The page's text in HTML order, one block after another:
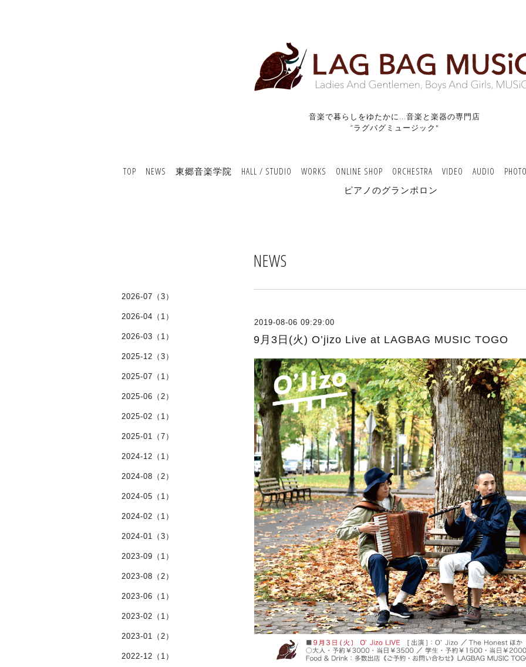
音楽で暮らしをゆたかに...音楽と楽器の専門店
”ラグバグミュージック"
TOP NEWS 東郷音楽学院 HALL / STUDIO WORKS ONLINE SHOP ORCHESTRA VIDEO AUDIO
ピアノのグランポロン
NEWS
2019-08-06 09:29:00
9月3日(火) O’jizo Live at LAGBAG MUSIC TOGO
2026-07（3）
2026-04（1）
2026-03（1）
2025-12（3）
2025-07（1）
2025-06（2）
2025-02（1）
2025-01（7）
2024-12（1）
2024-08（2）
2024-05（1）
2024-02（1）
2024-01（3）
2023-09（1）
2023-08（2）
2023-06（1）
2023-02（1）
2023-01（2）
2022-12（1）